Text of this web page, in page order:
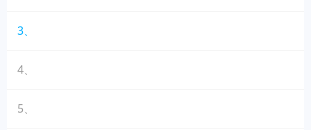
3、
4、
5、